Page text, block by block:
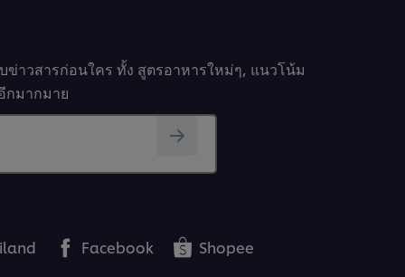
ข่าวสารก่อนใคร ทั้ง สูตรอาหารใหม่ๆ, แนวโน้ม
กมากมาย
Facebook Shopee